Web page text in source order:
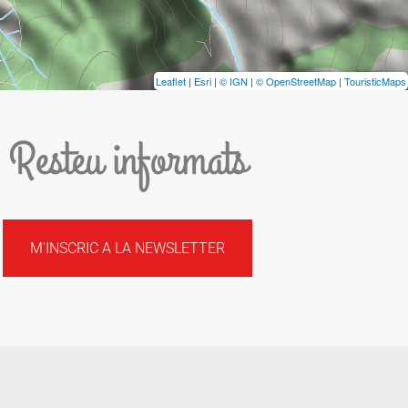
Leaflet | Esri | © IGN | © OpenStreetMap | TouristicMaps
Resteu informats
M'INSCRIC A LA NEWSLETTER